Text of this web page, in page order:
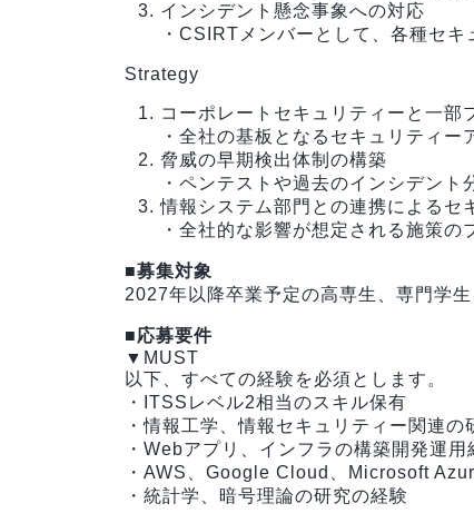
インシデント懸念事象への対応
・CSIRTメンバーとして、各種セ
Strategy
コーポレートセキュリティーと一部
・全社の基板となるセキュリティ
脅威の早期検出体制の構築
・ペンテストや過去のインシデン
情報システム部門との連携によるセ
・全社的な影響が想定される施策
■募集対象
2027年以降卒業予定の高専生、専門学
■応募要件
▼MUST
以下、すべての経験を必須とします。
・ITSSレベル2相当のスキル保有
・情報工学、情報セキュリティー関連の
・Webアプリ、インフラの構築開発運用
・AWS、Google Cloud、Microsoft
・統計学、暗号理論の研究の経験